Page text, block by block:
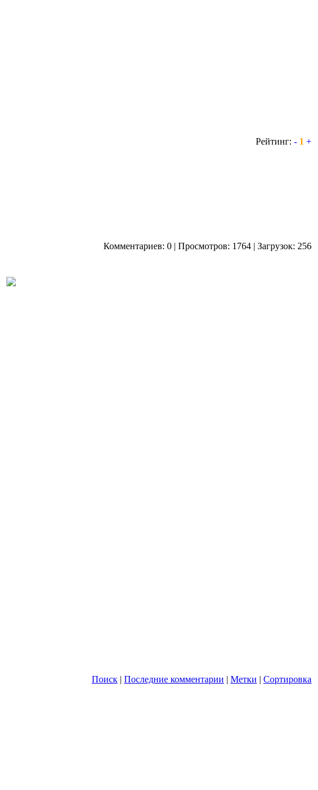
Рейтинг: - 1 +
Комментариев: 0 | Просмотров: 1764 | Загрузок: 256
Поиск | Последние комментарии | Метки | Сортировка